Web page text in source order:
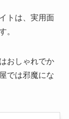
トは、実用面
。
おしゃれでか
では邪魔にな